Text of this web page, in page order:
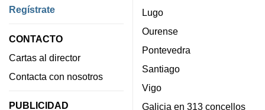
Regístrate
CONTACTO
Cartas al director
Contacta con nosotros
PUBLICIDAD
Lugo
Ourense
Pontevedra
Santiago
Vigo
Galicia en 313 concellos